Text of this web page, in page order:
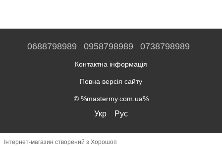
0688798989 0958798989 0738798989
Контактна інформація
Повна версія сайту
© %mastermy.com.ua%
Укр Рус
Інтернет-магазин створений з Хорошоп